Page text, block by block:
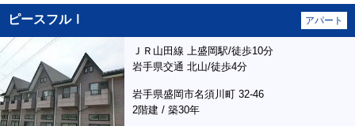
ピースフルⅠ アパート
ＪＲ山田線 上盛岡駅/徒歩10分
岩手県交通 北山/徒歩4分
岩手県盛岡市名須川町 32-46
2階建 / 築30年